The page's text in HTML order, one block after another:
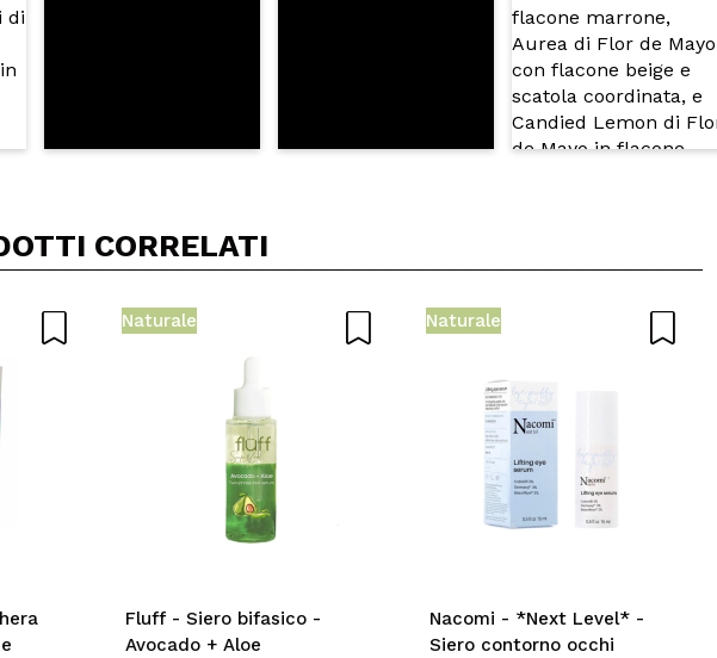
CORRELATI
Naturale
Fluff - Siero bifasico -
Avocado + Aloe
Naturale
Nacomi - *Next Level* -
Siero contorno occhi